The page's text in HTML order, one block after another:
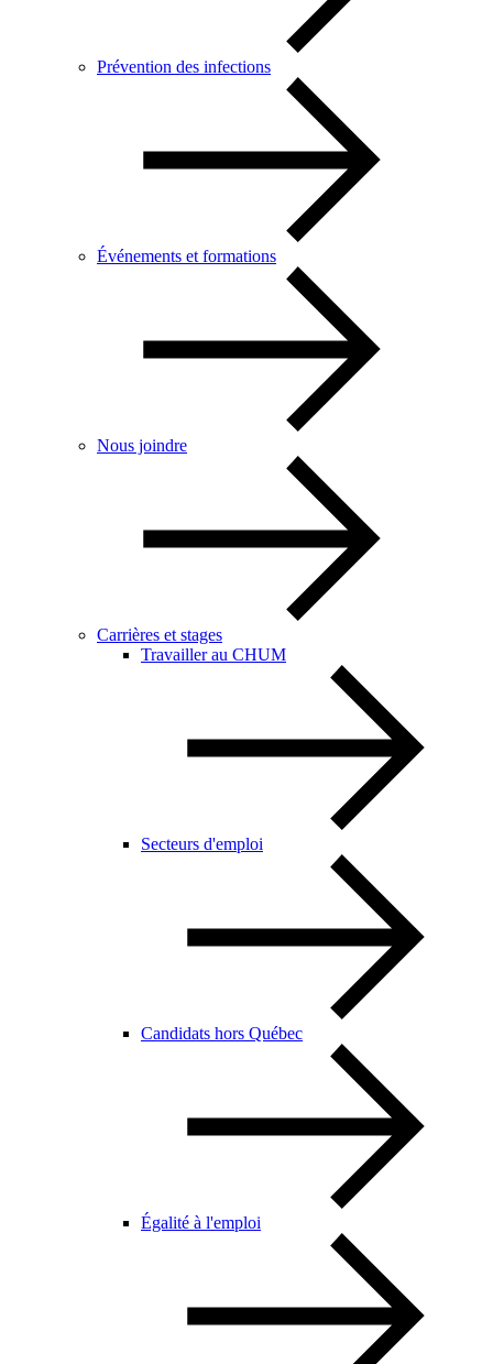
Prévention des infections
Événements et formations
Nous joindre
Carrières et stages
Travailler au CHUM
Secteurs d'emploi
Candidats hors Québec
Égalité à l'emploi